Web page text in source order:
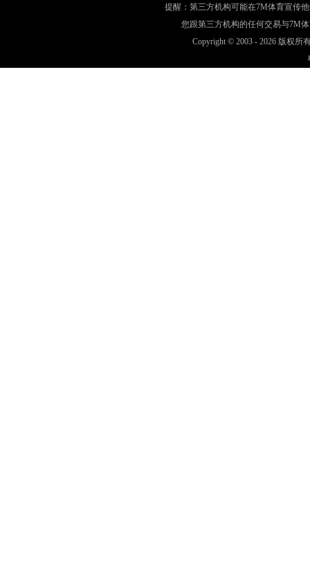
提醒：第三方机构可能在7M体育宣传
您跟第三方机构的任何交易与7M
Copyright © 2003 - 2026 版权所